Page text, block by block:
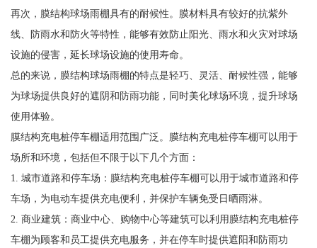
再次，膜结构球场雨棚具有的耐候性。膜材料具有较好的抗紫外
线、防雨水和防火等特性，能够有效防止阳光、雨水和火灾对球场
设施的侵害，延长球场设施的使用寿命。
总的来说，膜结构球场雨棚的特点是轻巧、灵活、耐候性强，能够
为球场提供良好的遮阴和防雨功能，同时美化球场环境，提升球场
使用体验。
膜结构充电桩停车棚适用范围广泛。膜结构充电桩停车棚可以用于
场所和环境，包括但不限于以下几个方面：
1. 城市道路和停车场：膜结构充电桩停车棚可以用于城市道路和停
车场，为电动车提供充电便利，并保护车辆免受日晒雨淋。
2. 商业建筑：商业中心、购物中心等建筑可以利用膜结构充电桩停
车棚为顾客和员工提供充电服务，并在停车时提供遮阳和防雨功